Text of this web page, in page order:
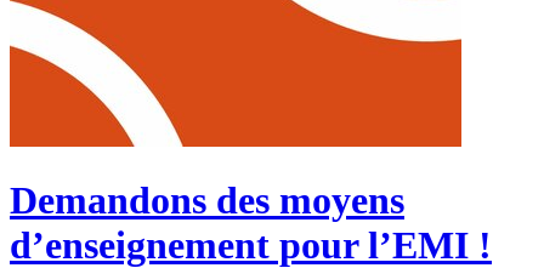
Demandons des moyens
d’enseignement pour l’EMI !